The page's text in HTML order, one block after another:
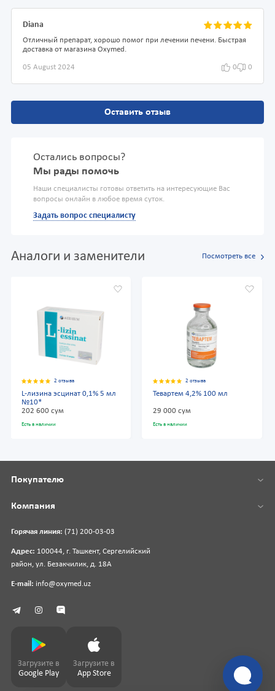
Diana
Отличный препарат, хорошо помог при лечении печени. Быстрая
доставка от магазина Oxymed.
05 August 2024 0 0
Оставить отзыв
Остались вопросы?
Мы рады помочь
Наши специалисты готовы ответить на интересующие Вас
вопросы онлайн в любое время суток.
Задать вопрос специалисту
Аналоги и заменители Посмотреть все
2 отзыва
L-лизина эсцинат 0,1% 5 мл
№10*
202 600 сум
Есть в наличии
2 отзыва
Тевартем 4,2% 100 мл
29 000 сум
Есть в наличии
Горячая линия: (71) 200-03-03
Адрес: 100044, г. Ташкент, Сергелийский
район, ул. Безакчилик, д. 18А
E-mail: info@oxymed.uz
Покупателю
Компания
Загрузите в
Google Play
Загрузите в
App Store